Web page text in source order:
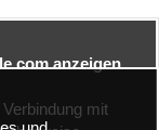
anzeigen
mit